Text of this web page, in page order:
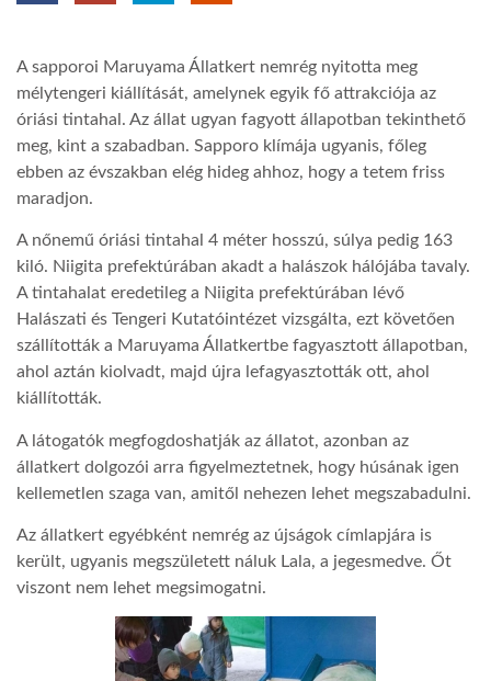
AFRIKA TUDÁSTÁR
GLOBOZSARU
DOBRAVERO.HU
LATIMO.HU
GLOBOBOOK
A sapporoi Maruyama Állatkert nemrég nyitotta meg
mélytengeri kiállítását, amelynek egyik fő attrakciója az
óriási tintahal. Az állat ugyan fagyott állapotban tekinthető
meg, kint a szabadban. Sapporo klímája ugyanis, főleg
ebben az évszakban elég hideg ahhoz, hogy a tetem friss
maradjon.
A nőnemű óriási tintahal 4 méter hosszú, súlya pedig 163
kiló. Niigita prefektúrában akadt a halászok hálójába tavaly.
A tintahalat eredetileg a Niigita prefektúrában lévő
Halászati és Tengeri Kutatóintézet vizsgálta, ezt követően
szállították a Maruyama Állatkertbe fagyasztott állapotban,
ahol aztán kiolvadt, majd újra lefagyasztották ott, ahol
kiállították.
A látogatók megfogdoshatják az állatot, azonban az
állatkert dolgozói arra figyelmeztetnek, hogy húsának igen
kellemetlen szaga van, amitől nehezen lehet megszabadulni.
Az állatkert egyébként nemrég az újságok címlapjára is
került, ugyanis megszületett náluk Lala, a jegesmedve. Őt
viszont nem lehet megsimogatni.